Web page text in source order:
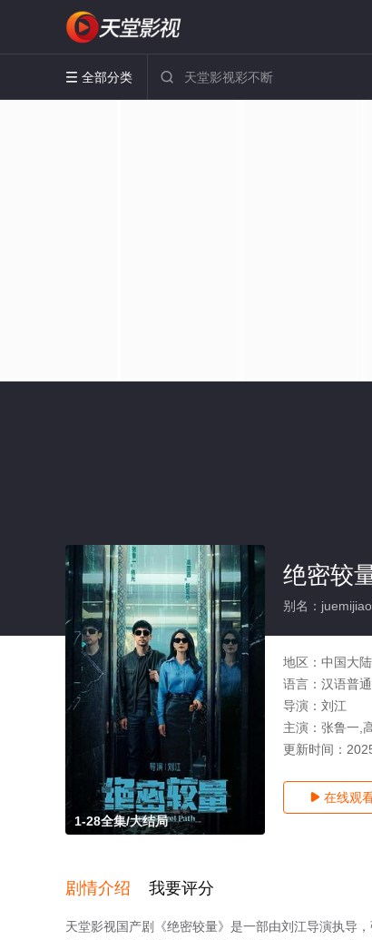
 全部分类 
1-28全集/大结局
绝密较
别名：
地区： 中国大陆
语言： 汉语普
导演： 刘江
主演： 张鲁一,
更新时间：
 在线观
剧情介绍 我要评分
天堂影视国产剧《绝密较量》是一部由刘江导演执导